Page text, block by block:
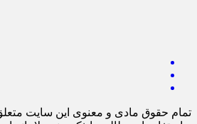
تمام حقوق مادی و معنوی این سایت